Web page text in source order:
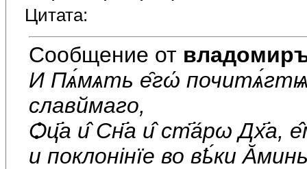
Цитата:
Сообщение от
И Пѧ́мѧть е̑гώ
славймаго,
Ѻц҃а и̂ Сн҃а и̂ ст҃а́рω Дх҃а,
и поклонiнïе во вҍ́ки